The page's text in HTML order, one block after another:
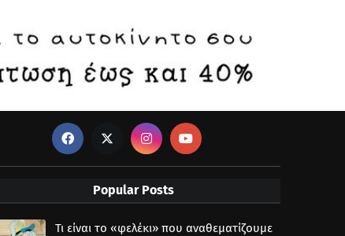
Popular Posts
Τι είναι το «φελέκι» που αναθεματίζουμε